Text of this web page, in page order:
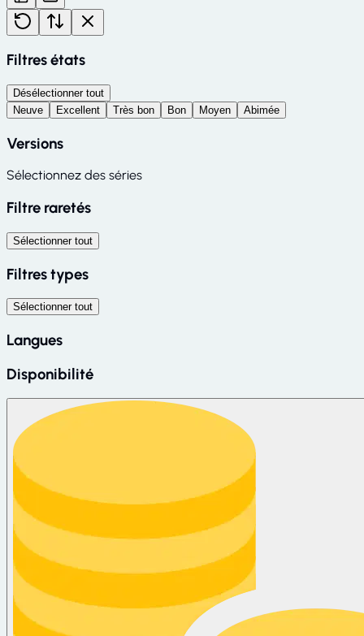
Filtres états
Désélectionner tout
Neuve
Excellent Très bon Bon Moyen Abimée
Versions
Sélectionnez des séries
Filtre raretés
Sélectionner tout
Filtres types
Sélectionner tout
Langues
Disponibilité